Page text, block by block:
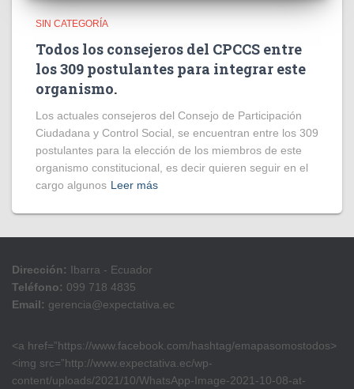
SIN CATEGORÍA
Todos los consejeros del CPCCS entre
los 309 postulantes para integrar este
organismo.
Los actuales consejeros del Consejo de Participación
Ciudadana y Control Social, se encuentran entre los 309
postulantes para la elección de los miembros de este
organismo constitucional, es decir quieren seguir en el
cargo algunos Leer más
Dirección: Ibarra - Ecuador
Teléfono: 099 718 4835
Email: gerencia@expectativa.ec
<a href=”https://www.facebook.com/hashtag/emapasomostodos>
<img src=”http://www.expectativa.ec/wp-
content/uploads/2021/10/WhatsApp-Image-2021-10-08-at-